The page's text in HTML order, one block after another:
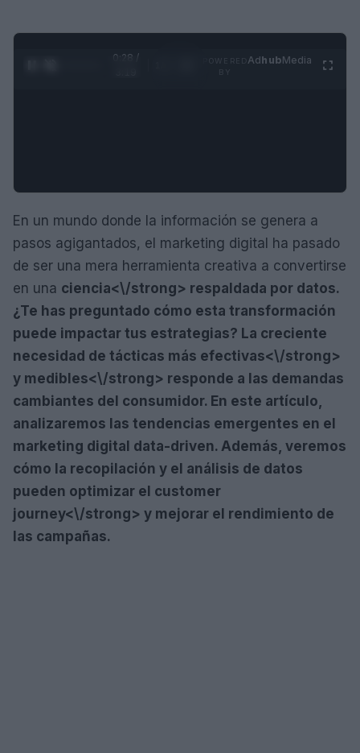
0:29 /
AdhubMedia
En un mundo donde la información se genera a
pasos agigantados, el marketing digital ha pasado
de ser una mera herramienta creativa a convertirse
en una ciencia<\/strong> respaldada por datos.
¿Te has preguntado cómo esta transformación
puede impactar tus estrategias? La creciente
necesidad de tácticas más efectivas<\/strong>
y medibles<\/strong> responde a las demandas
cambiantes del consumidor. En este artículo,
analizaremos las tendencias emergentes en el
marketing digital data-driven. Además, veremos
cómo la recopilación y el análisis de datos
pueden optimizar el customer
journey<\/strong> y mejorar el rendimiento de
las campañas.